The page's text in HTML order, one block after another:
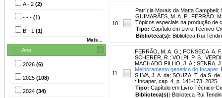
A - 2 (2)
- - - (1)
B - 1 (1)
Mais...
Ano
2026 (6)
2025 (108)
2024 (34)
10.
Patrícia Morais da Matta Campbell;
GUIMARÃES, M. A. P.; FERRÃO,
Tópicos especiais na produção de
Tipo: Capítulo em Livro Técnico-
Biblioteca(s): Biblioteca Rui
11.
FERRÃO, M. A. G. ; FONSECA, A.
SCHERER, R. ; VOLPI, P. S. ;
MACHADO FILHO, J. A. ; SENRA,
Melhoramento genetico do Incaper.
SILVA, J. A. da; SOUZA, T. da S.
: Incaper, cap. 4, p. 141-173, 2025.
Tipo: Capítulo em Livro Técnico-
Biblioteca(s): Biblioteca Rui